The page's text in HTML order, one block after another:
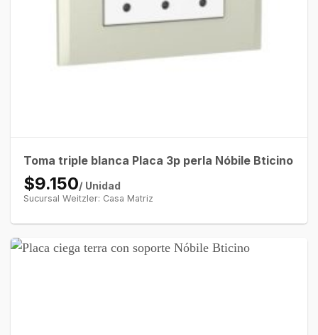
Toma triple blanca Placa 3p perla Nóbile Bticino
$9.150/ Unidad
Sucursal Weitzler: Casa Matriz